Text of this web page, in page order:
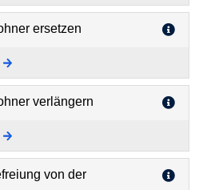
ersetzen
verlängern
von der